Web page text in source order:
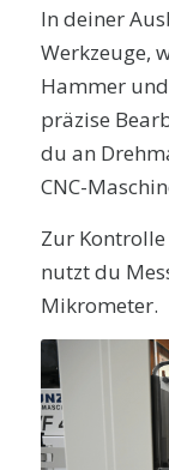
In deiner
Werkzeuge,
Hammer
präzise
du an
CNC-
Zur
nutzt du
Mikrometer.